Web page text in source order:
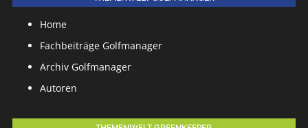
Home
Fachbeiträge Golfmanager
Archiv Golfmanager
Autoren